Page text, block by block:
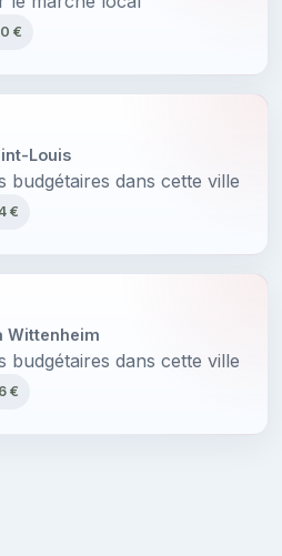
€
Louis
budgétaires dans cette ville
€
Wittenheim
budgétaires dans cette ville
€